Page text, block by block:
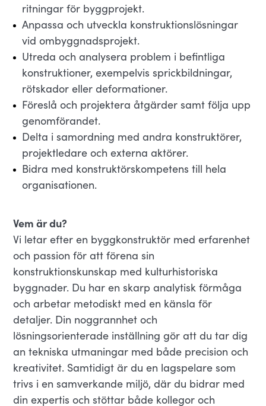
ritningar för byggprojekt.
Anpassa och utveckla konstruktionslösningar
vid ombyggnadsprojekt.
Utreda och analysera problem i befintliga
konstruktioner, exempelvis sprickbildningar,
rötskador eller deformationer.
Föreslå och projektera åtgärder samt följa upp
genomförandet.
Delta i samordning med andra konstruktörer,
projektledare och externa aktörer.
Bidra med konstruktörskompetens till hela
organisationen.
Vem är du?
Vi letar efter en byggkonstruktör med erfarenhet
och passion för att förena sin
konstruktionskunskap med kulturhistoriska
byggnader. Du har en skarp analytisk förmåga
och arbetar metodiskt med en känsla för
detaljer. Din noggrannhet och
lösningsorienterade inställning gör att du tar dig
an tekniska utmaningar med både precision och
kreativitet. Samtidigt är du en lagspelare som
trivs i en samverkande miljö, där du bidrar med
din expertis och stöttar både kollegor och